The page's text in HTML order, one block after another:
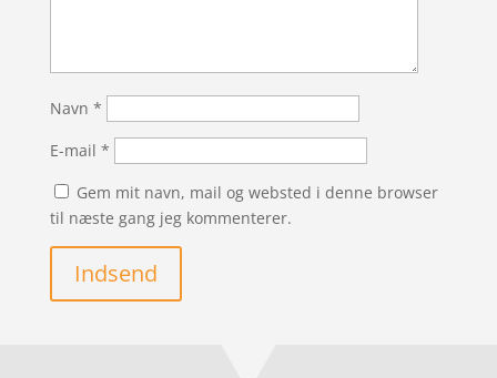
Navn *
E-mail *
Gem mit navn, mail og websted i denne browser
til næste gang jeg kommenterer.
Indsend